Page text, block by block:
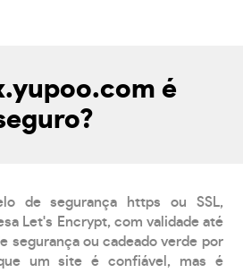
é
de segurança https ou SSL,
Let's Encrypt, com validade até
segurança ou cadeado verde por
um site é confiável, mas é